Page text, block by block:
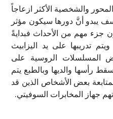
والشخصية الأكثر ازعاجاً
يبدو أنَّ دورها سيكون مؤثر
جزء مهم من الأحداث فبدايةً
تدريبها على يد اليزابيث
المسلسلات الروسية على
رأسها والديها وبالطبع يتم
بعض الأشخاص الذين قد
جهاز المخابرات السوفيتي.